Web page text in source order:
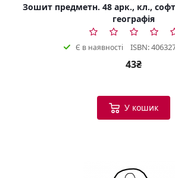
Зошит предметн. 48 арк., кл.,
географія
Є в наявності ISBN:
43₴
У кошик